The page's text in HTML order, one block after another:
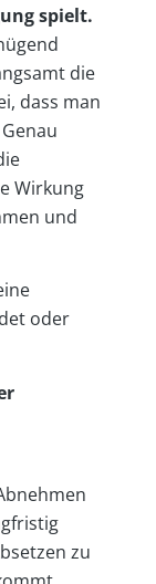
spielt.
die
dass man
Wirkung
und
oder
zu